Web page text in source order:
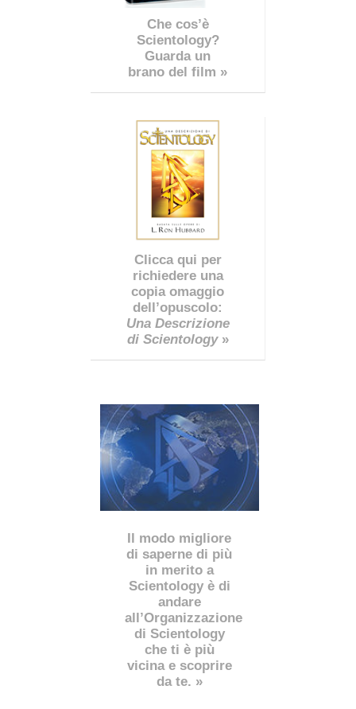
Che cos’è
Scientology?
Guarda un
brano del film »
Clicca qui per
richiedere una
copia omaggio
dell’opuscolo:
Una Descrizione
di Scientology»
Il modo migliore
di saperne di più
in merito a
Scientology è di
andare
all’Organizzazione
di Scientology
che ti è più
vicina e scoprire
da te. »